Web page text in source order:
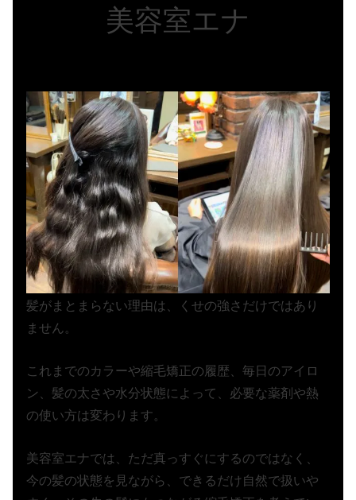
美容室エナ
髪がまとまらない理由は、くせの強さだけではあり
ません。
これまでのカラーや縮毛矯正の履歴、毎日のアイロ
ン、髪の太さや水分状態によって、必要な薬剤や熱
の使い方は変わります。
美容室エナでは、ただ真っすぐにするのではなく、
今の髪の状態を見ながら、できるだけ自然で扱いや